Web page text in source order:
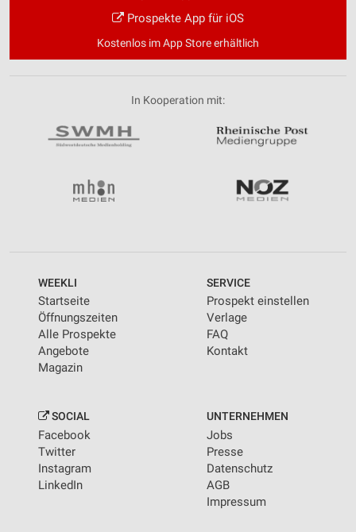
Prospekte App für iOS
Kostenlos im App Store erhältlich
In Kooperation mit:
WEEKLI
Startseite
Öffnungszeiten
Alle Prospekte
Angebote
Magazin
SERVICE
Prospekt einstellen
Verlage
FAQ
Kontakt
SOCIAL
Facebook
Twitter
Instagram
LinkedIn
UNTERNEHMEN
Jobs
Presse
Datenschutz
AGB
Impressum